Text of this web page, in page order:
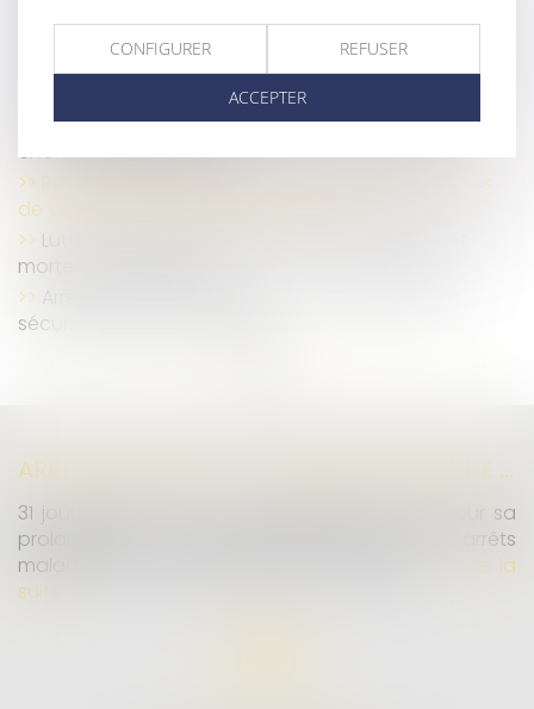
en milieu professionnel
Le Conseil constitutionnel fait le point sur le congé
Deux CDI refusés après un CDD = allocations
chômage supprimées !
Respect du droit du travail par les plates-formes
de VTC et loyauté de la concurrence
Lutte contre les accidents du travail graves et
mortels : du nouveau !
Arrêt de travail : le nouveau formulaire papier
sécurisé devient obligatoire
ARRÊTS DE TRAVAIL : UN DÉCRET PLAFONNE POUR LA PREMIÈRE FOIS LEUR DURÉE À PARTIR DU 1ER SEPTEMBRE 2026
31 jours maximum pour un premier arrêt, 62 pour sa
prolongation : dès septembre 2026, vos arrêts
maladie seront plafonnés comme jamais...
Lire la
suite
CONFIGURER REFUSER
ACCEPTER